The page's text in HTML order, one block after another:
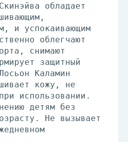
обладает
и успокаивающим
облегчают
снимают
защитный
Каламин
кожу, не
использовании.
детям без
Не вызывает